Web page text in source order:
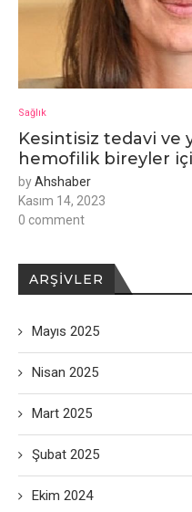
Sağlık
Kesintisiz tedavi ve
hemofilik bireyler
byAhshaber
Kasım 14, 2023
0 comment
ARŞIVLER
Mayıs 2025
Nisan 2025
Mart 2025
Şubat 2025
Ekim 2024